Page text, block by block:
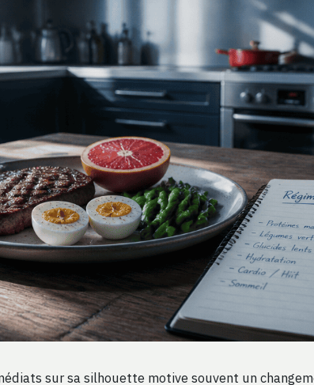
sur sa silhouette motive souvent un